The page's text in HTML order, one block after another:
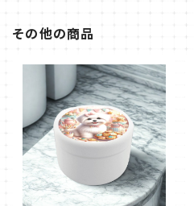
その他の商品